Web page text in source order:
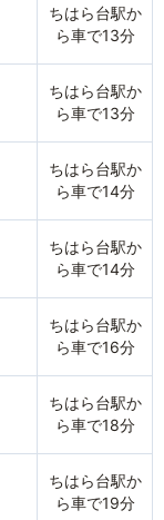
ちはら台駅か
ら車で13分
ちはら台駅か
ら車で13分
ちはら台駅か
ら車で14分
ちはら台駅か
ら車で14分
ちはら台駅か
ら車で16分
ちはら台駅か
ら車で18分
ちはら台駅か
ら車で19分